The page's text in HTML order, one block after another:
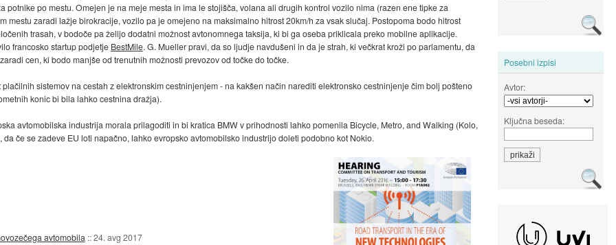
Posebni izpisi
Avtor:
Ključna beseda:
potnike po mestu. Omejen je na meje mesta in ima le stojišča, volana ali drugih kontrol vozilo nima (razen ene tipke za
mestu zaradi lažje birokracije, vozilo pa je omejeno na maksimalno hitrost 20km/h za vsak slučaj. Postopoma bodo hitrost
trasah, v bodoče pa želijo dodatni možnost avtonomnega taksija, ki bi ga oseba priklicala preko mobilne aplikacije.
francosko startup podjetje BestMile. G. Mueller pravi, da so ljudje navdušeni in da je strah, ki večkrat kroži po parlamentu, da
cen, ki bodo manjše od trenutnih možnosti prevozov od točke do točke.
sistemov na cestah z elektronskim cestninjenjem - na kakšen način narediti elektronsko cestninjenje čim bolj pošteno
konic bi bila lahko cestnina dražja).
avtomobilska industrija morala prilagoditi in bi kratica BMW v prihodnosti lahko pomenila Bicycle, Metro, and Walking (Kolo,
če se zadeve EU loti napačno, lahko evropsko avtomobilsko industrijo doleti podobno kot Nokio.
avtomobila ::24. avg 2017